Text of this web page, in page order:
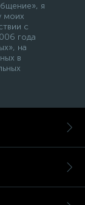
я
моих
с
года
на
в